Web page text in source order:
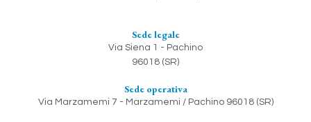
Sede legale
Via Siena 1 - Pachino
96018 (SR)
Sede operativa
Via Marzamemi 7 - Marzamemi / Pachino 96018 (SR)